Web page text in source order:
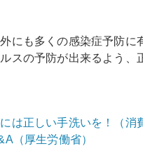
にも多くの感染症予防に
スの予防が出来るよう、
は正しい手洗いを！（消
（厚生労働省）